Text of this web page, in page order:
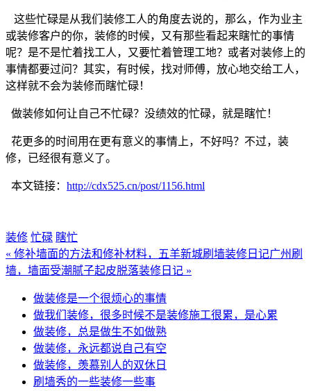
这些忙碌是从我们装修工人的角度去说的，那么，作为业主
或装修客户的你，装修的时候，又有那些看起来瞎忙的事情
呢？是不是忙着找工人，又要忙着管理工地？或者对装修上的
事情都要过问？其实，有时候，找对师傅，放心地交给工人，
这样就不会为装修而瞎忙碌！
做装修如何让自己不忙碌？没绩效的忙碌，就是瞎忙！
花更多的时间用在更有意义的事情上，不好吗？不过，装
修，已经很有意义了。
本文链接： http://cdx525.cn/post/1156.html
装修 忙碌 瞎忙
« 修补墙面的方法和修补材料，五羊新城刷墙装修日记广州刷
墙，墙面受潮腻子起皮脱落装修日记 »
做装修是一个很烦心的事情
做我们装修，很多时候不是装修施工很累，是心累
做装修，总是做生不如做熟
做装修，永远都说自己有空
做装修，羡慕别人的双休日
刷墙秀的一些装修一些事